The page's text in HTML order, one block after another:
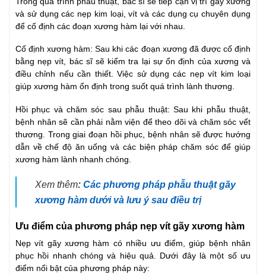
và sử dụng các nẹp kim loại, vít và các dụng cụ chuyên dụng
để cố định các đoạn xương hàm lại với nhau.
Cố định xương hàm: Sau khi các đoạn xương đã được cố định
bằng nẹp vít, bác sĩ sẽ kiểm tra lại sự ổn định của xương và
điều chỉnh nếu cần thiết. Việc sử dụng các nẹp vít kim loại
giúp xương hàm ổn định trong suốt quá trình lành thương.
Hồi phục và chăm sóc sau phẫu thuật: Sau khi phẫu thuật,
bệnh nhân sẽ cần phải nằm viện để theo dõi và chăm sóc vết
thương. Trong giai đoạn hồi phục, bệnh nhân sẽ được hướng
dẫn về chế độ ăn uống và các biện pháp chăm sóc để giúp
xương hàm lành nhanh chóng.
Xem thêm: Các phương pháp phẫu thuật gãy
xương hàm dưới và lưu ý sau điều trị
Ưu điểm của phương pháp nẹp vít gãy xương hàm
Nẹp vít gãy xương hàm có nhiều ưu điểm, giúp bệnh nhân
phục hồi nhanh chóng và hiệu quả. Dưới đây là một số ưu
điểm nổi bật của phương pháp này: